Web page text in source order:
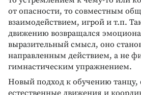
от опасности, то совместным
взаимодействием, игрой и т.п.
движению возвращался
выразительный смысл, оно
направленным действием, а не
гимнастическим упражнением.
Новый подход к обучению танцу,
естественные движения и